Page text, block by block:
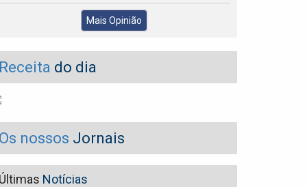
Mais Opinião
do dia
nossos Jornais
Notícias